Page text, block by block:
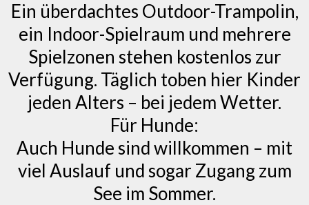
Ein überdachtes Outdoor-Trampolin,
ein Indoor-Spielraum und mehrere
Spielzonen stehen kostenlos zur
Verfügung. Täglich toben hier Kinder
jeden Alters – bei jedem Wetter.
Für Hunde:
Auch Hunde sind willkommen – mit
viel Auslauf und sogar Zugang zum
See im Sommer.